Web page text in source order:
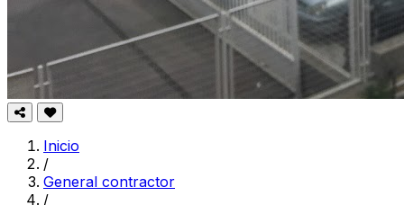
Inicio
/
General contractor
/